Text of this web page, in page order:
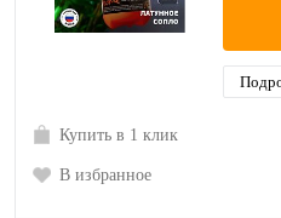
Купить в 1 клик
В избранное